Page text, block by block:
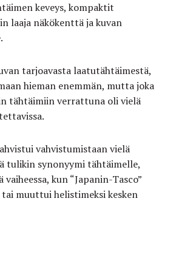
keveys, kompaktit
laaja näkökenttä ja kuvan
tarjoavasta laatutähtäimestä,
hieman enemmän, mutta joka
tähtäimiin verrattuna oli vielä
vahvistumistaan vielä
tulikin synonyymi tähtäimelle,
kun “Japanin-Tasco”
tai muuttui helistimeksi kesken